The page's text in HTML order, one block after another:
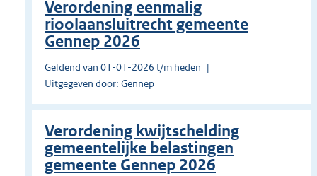
Verordening eenmalig
rioolaansluitrecht gemeente
Gennep 2026
Geldend van 01-01-2026 t/m heden
Uitgegeven door: Gennep
Verordening kwijtschelding
gemeentelijke belastingen
gemeente Gennep 2026